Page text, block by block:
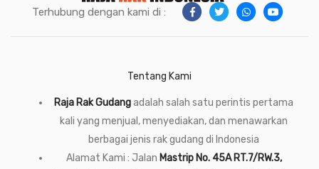
Terhubung dengan kami di :
Tentang Kami
Raja Rak Gudangadalah salah satu perintis pertama
kali yang menjual, menyediakan, dan menawarkan
berbagai jenis rak gudang di Indonesia
Alamat Kami : Jalan Mastrip No. 45A RT.7/RW.3,